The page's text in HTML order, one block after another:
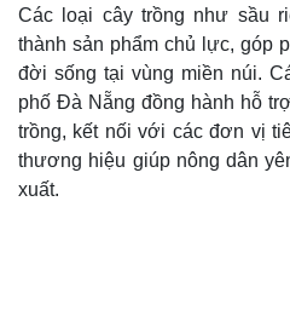
Các loại cây trồng như sầu
thành sản phẩm chủ lực, góp
đời sống tại vùng miền núi.
phố Đà Nẵng đồng hành hỗ
trồng, kết nối với các đơn vị
thương hiệu giúp nông dân
xuất.